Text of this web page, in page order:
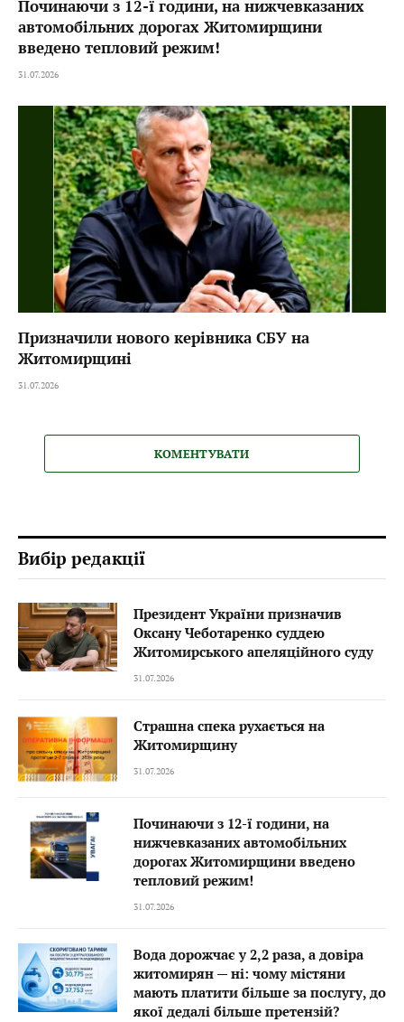
Починаючи з 12-ї години, на нижчевказаних
автомобільних дорогах Житомирщини
введено тепловий режим!
31.07.2026
Призначили нового керівника СБУ на
Житомирщині
31.07.2026
КОМЕНТУВАТИ
Вибір редакції
Президент України призначив
Оксану Чеботаренко суддею
Житомирського апеляційного суду
31.07.2026
Страшна спека рухається на
Житомирщину
31.07.2026
Починаючи з 12-ї години, на
нижчевказаних автомобільних
дорогах Житомирщини введено
тепловий режим!
31.07.2026
Вода дорожчає у 2,2 раза, а довіра
житомирян — ні: чому містяни
мають платити більше за послугу, до
якої дедалі більше претензій?